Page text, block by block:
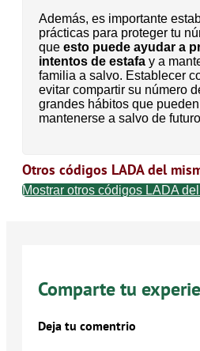
Además, es importante
prácticas para proteger tu
que esto puede ayudar a
intentos de estafa y a
familia a salvo. Establecer
evitar compartir su número
grandes hábitos que
mantenerse a salvo de
Otros códigos LADA del
Mostrar otros códigos LADA
Comparte tu
Deja tu comentrio